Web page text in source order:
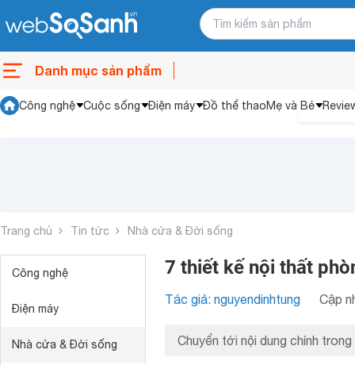
Danh mục sản phẩm
Công nghệ Cuộc sống Điện máy Đồ thể thaoMẹ và Bé
Trang chủ Tin tức Nhà cửa & Đời sống
Công nghệ
Điện máy
Nhà cửa & Đời sống
7 thiết kế nội thất
Tác giả: nguyendinhtung Cập
Chuyển tới nội dung chính trong